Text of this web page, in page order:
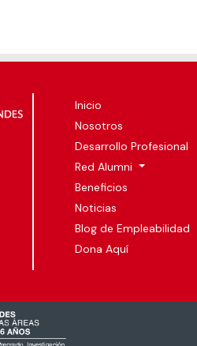
Inicio
Nosotros
Desarrollo Profesional
Red Alumni
Beneficios
Noticias
Blog de Empleabilidad
Dona Aquí